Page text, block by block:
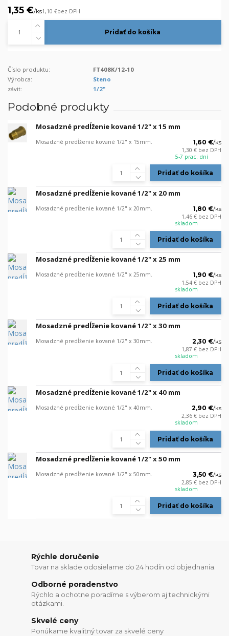
1,35 €/ks1,10 €bez DPH
Pridať do košíka
Číslo produktu:
FT408K/12-10
Výrobca:
Steno
závit:
1/2"
Podobné produkty
Mosadzné predĺženie kované 1/2" x 15 mm
Mosadzné predĺženie kované 1/2" x 15mm. 1,60 €/ks
1,30 € bez DPH
5-7 prac. dní
Pridať do košíka
Mosadzné predĺženie kované 1/2" x 20 mm
Mosadzné predĺženie kované 1/2" x 20mm. 1,80 €/ks
1,46 € bez DPH
skladom
Pridať do košíka
Mosadzné predĺženie kované 1/2" x 25 mm
Mosadzné predĺženie kované 1/2" x 25mm. 1,90 €/ks
1,54 € bez DPH
skladom
Pridať do košíka
Mosadzné predĺženie kované 1/2" x 30 mm
Mosadzné predĺženie kované 1/2" x 30mm. 2,30 €/ks
1,87 € bez DPH
skladom
Pridať do košíka
Mosadzné predĺženie kované 1/2" x 40 mm
Mosadzné predĺženie kované 1/2" x 40mm. 2,90 €/ks
2,36 € bez DPH
skladom
Pridať do košíka
Mosadzné predĺženie kované 1/2" x 50 mm
Mosadzné predĺženie kované 1/2" x 50mm. 3,50 €/ks
2,85 € bez DPH
skladom
Pridať do košíka
Rýchle doručenie
Tovar na sklade odosielame do 24 hodín od objednania.
Odborné poradenstvo
Rýchlo a ochotne poradíme s výberom aj technickými
otázkami.
Skvelé ceny
Ponúkame kvalitný tovar za skvelé ceny